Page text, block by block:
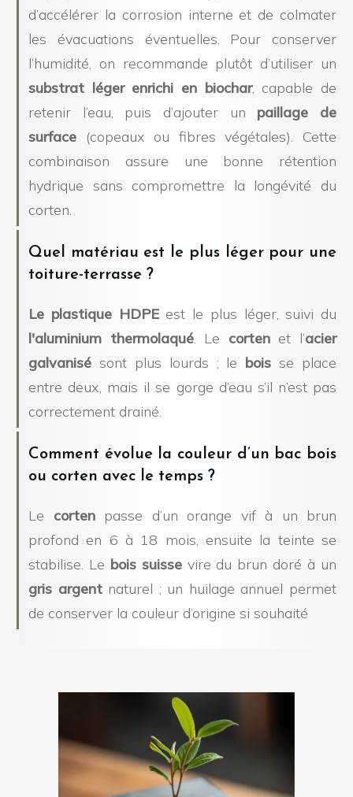
d’accélérer la corrosion interne et de colmater
les évacuations éventuelles. Pour conserver
l’humidité, on recommande plutôt d’utiliser un
substrat léger enrichi en biochar, capable de
retenir l’eau, puis d’ajouter un paillage de
surface (copeaux ou fibres végétales). Cette
combinaison assure une bonne rétention
hydrique sans compromettre la longévité du
corten.
Quel matériau est le plus léger pour une
toiture-terrasse ?
Le plastique HDPEest le plus léger, suivi du
l'aluminium thermolaqué. Le cortenet l’acier
galvanisé sont plus lourds ; le bois se place
entre deux, mais il se gorge d’eau s’il n’est pas
correctement drainé.
Comment évolue la couleur d’un bac bois
ou corten avec le temps ?
Le cortenpasse d’un orange vif à un brun
profond en 6 à 18 mois, ensuite la teinte se
stabilise. Le bois suissevire du brun doré à un
gris argentnaturel ; un huilage annuel permet
de conserver la couleur d’origine si souhaité